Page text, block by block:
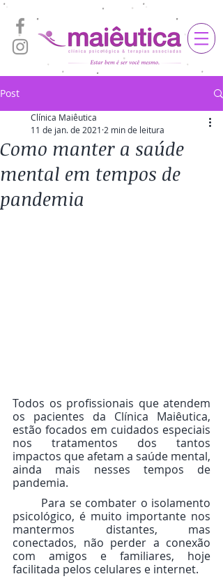
Post
Como manter a saúde
mental em tempos de
pandemia
Clínica Maiêutica
11 de jan. de 2021 2 min de leitura
Todos os profissionais que atendem
os pacientes da Clínica Maiêutica,
estão focados em cuidados especiais
nos tratamentos dos tantos
impactos que afetam a saúde mental,
ainda mais nesses tempos de
pandemia.
psicológico, é muito importante nos
mantermos distantes, mas
conectados, não perder a conexão
com amigos e familiares, hoje
facilitada pelos celulares e internet.